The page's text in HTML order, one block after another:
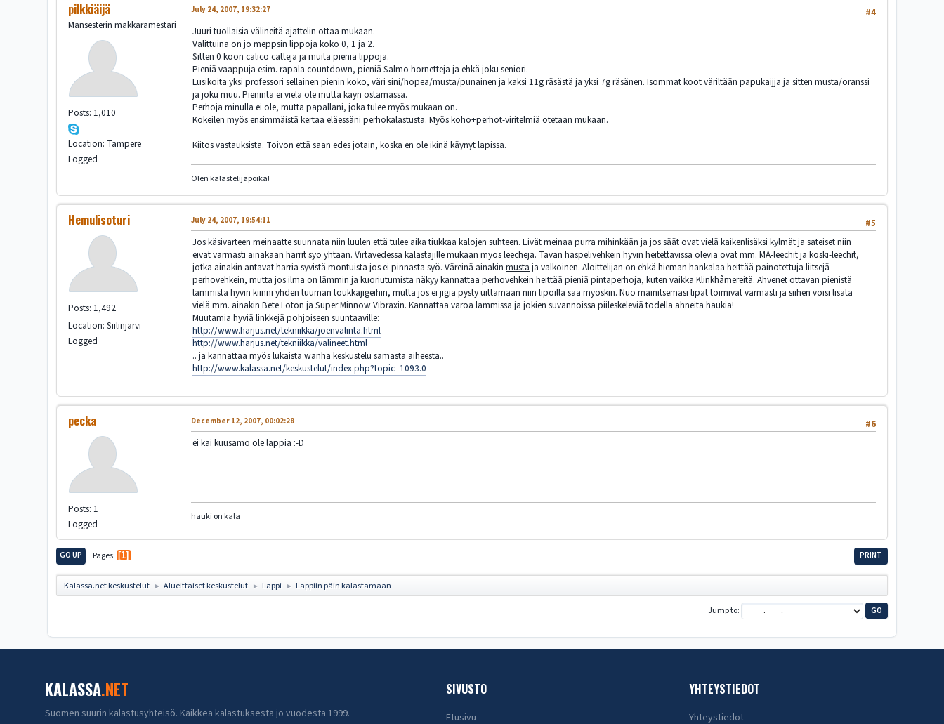
pilkkiäijä
Mansesterin makkaramestari
Posts: 1,010
Location: Tampere
Logged
#4
July 24, 2007, 19:32:27
Juuri tuollaisia välineitä ajattelin ottaa mukaan.
Valittuina on jo meppsin lippoja koko 0, 1 ja 2.
Sitten 0 koon calico catteja ja muita pieniä lippoja.
Pieniä vaappuja esim. rapala countdown, pieniä Salmo hornetteja ja ehkä joku seniori.
Lusikoita yksi professori sellainen pienin koko, väri sini/hopea/musta/punainen ja kaksi 11g räsästä ja yksi 7g räsänen. Isommat koot väriltään papukaijja ja sitten musta/oranssi
ja joku muu. Pienintä ei vielä ole mutta käyn ostamassa.
Perhoja minulla ei ole, mutta papallani, joka tulee myös mukaan on.
Kokeilen myös ensimmäistä kertaa eläessäni perhokalastusta. Myös koho+perhot-viritelmiä otetaan mukaan.
Kiitos vastauksista. Toivon että saan edes jotain, koska en ole ikinä käynyt lapissa.
Olen kalastelijapoika!
Hemulisoturi
Posts: 1,492
Location: Siilinjärvi
Logged
#5
July 24, 2007, 19:54:11
Jos käsivarteen meinaatte suunnata niin luulen että tulee aika tiukkaa kalojen suhteen. Eivät meinaa purra mihinkään ja jos säät ovat vielä kaikenlisäksi kylmät ja sateiset niin
eivät varmasti ainakaan harrit syö yhtään. Virtavedessä kalastajille mukaan myös leechejä. Tavan haspelivehkein hyvin heitettävissä olevia ovat mm. MA-leechit ja koski-leechit,
jotka ainakin antavat harria syvistä montuista jos ei pinnasta syö. Väreinä ainakinmusta ja valkoinen. Aloittelijan on ehkä hieman hankalaa heittää painotettuja liitsejä
perhovehkein, mutta jos ilma on lämmin ja kuoriutumista näkyy kannattaa perhovehkein heittää pieniä pintaperhoja, kuten vaikka Klinkhåmereitä. Ahvenet ottavan pienistä
lammista hyvin kiinni yhden tuuman toukkajigeihin, mutta jos ei jigiä pysty uittamaan niin lipoilla saa myöskin. Nuo mainitsemasi lipat toimivat varmasti ja siihen voisi lisätä
vielä mm. ainakin Bete Loton ja Super Minnow Vibraxin. Kannattaa varoa lammissa ja jokien suvannoissa piileskeleviä todella ahneita haukia!
Muutamia hyviä linkkejä pohjoiseen suuntaaville:
http://www.harjus.net/tekniikka/joenvalinta.html
http://www.harjus.net/tekniikka/valineet.html
.. ja kannattaa myös lukaista wanha keskustelu samasta aiheesta..
http://www.kalassa.net/keskustelut/index.php?topic=1093.0
pecka
Posts: 1
Logged
#6
December 12, 2007, 00:02:28
ei kai kuusamo ole lappia :-D
hauki on kala
PRINT
GO UP Pages 1
Kalassa.net keskustelut ► Alueittaiset keskustelut ► Lappi ► Lappiin päin kalastamaan
Jump to
KALASSA.NET
Suomen suurin kalastusyhteisö. Kaikkea kalastuksesta jo vuodesta 1999.
SIVUSTO
Etusivu
YHTEYSTIEDOT
Yhteystiedot